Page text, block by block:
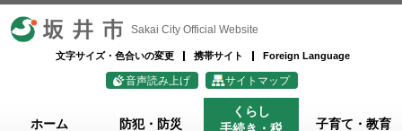
坂井市 Sakai City Official Website
文字サイズ・色合いの変更 携帯サイト Foreign Language
音声読み上げ サイトマップ
ホーム 防犯・防災
くらし
子育て・教育